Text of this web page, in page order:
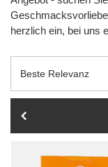
herzlich ein, bei uns
Sortierung ändern
Beste Relevanz